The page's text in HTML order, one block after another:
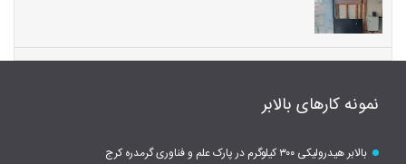
نمونه کارهای بالابر
بالابر هیدرولیکی ۳۰۰ کیلوگرم در پارک علم و فناوری گرمدره کرج